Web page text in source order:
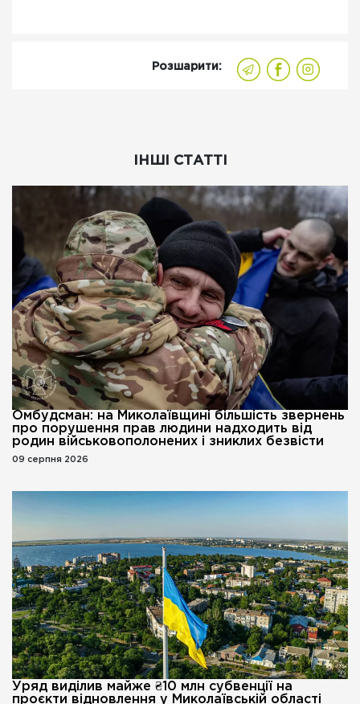
Розшарити:
ІНШІ СТАТТІ
Омбудсман: на Миколаївщині більшість звернень
про порушення прав людини надходить від
родин військовополонених і зниклих безвісти
09 серпня 2026
Уряд виділив майже ₴10 млн субвенції на
проєкти відновлення у Миколаївській області